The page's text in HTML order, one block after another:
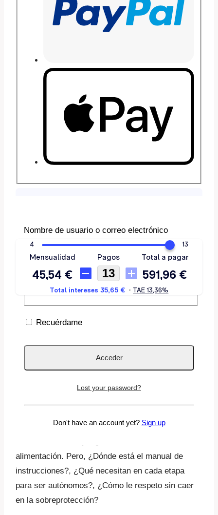
impartido por Lucía Galán y Ares González.
Descubre lo que necesita tu hijo para crecer en
equilibrio y ser autónomo.
Sales del hospital con un bebé en brazos, con
alimentación. Pero, ¿Dónde está el manual de
instrucciones?, ¿Qué necesitan en cada etapa
para ser autónomos?, ¿Cómo le respeto sin caer
en la sobreprotección?
Nombre de usuario o correo electrónico
Contraseña
Recuérdame
Lost your password?
Don't have an account yet? Sign up